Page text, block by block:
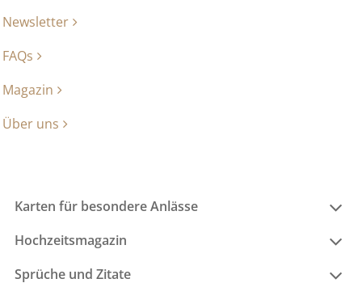
Newsletter
FAQs
Magazin
Über uns
Karten für besondere Anlässe
Hochzeitsmagazin
Sprüche und Zitate